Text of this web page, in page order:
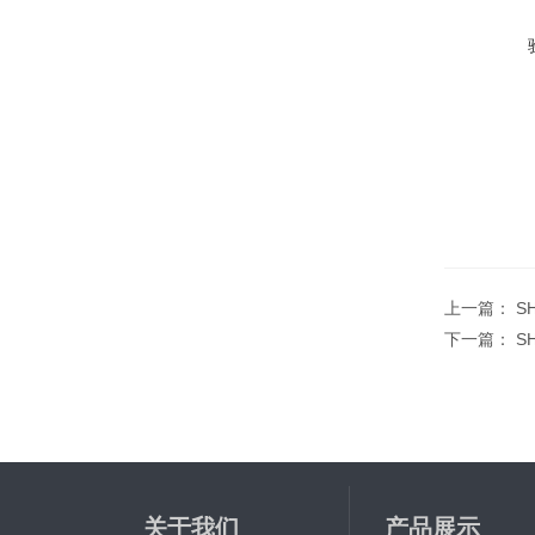
上一篇：
下一篇：
关于我们 产品展示